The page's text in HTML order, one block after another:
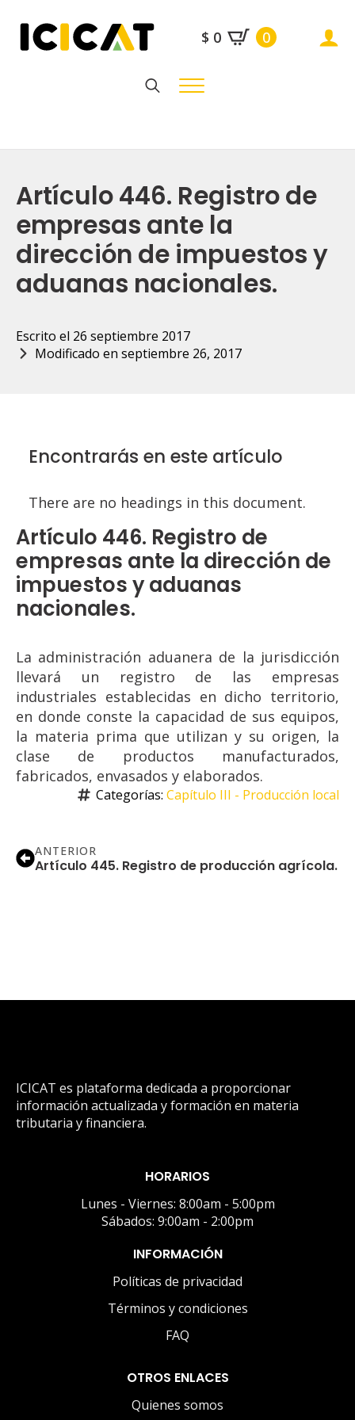
$ 0 0
Artículo 446. Registro de
empresas ante la
dirección de impuestos y
aduanas nacionales.
Escrito el 26 septiembre 2017
Modificado en septiembre 26, 2017
Encontrarás en este artículo
There are no headings in this document.
Artículo 446. Registro de
empresas ante la dirección de
impuestos y aduanas
nacionales.
La administración aduanera de la jurisdicción
llevará un registro de las empresas
industriales establecidas en dicho territorio,
en donde conste la capacidad de sus equipos,
la materia prima que utilizan y su origen, la
clase de productos manufacturados,
fabricados, envasados y elaborados.
Categorías: Capítulo III - Producción local
ANTERIOR
Artículo 445. Registro de producción agrícola.
ICICAT es plataforma dedicada a proporcionar
información actualizada y formación en materia
tributaria y financiera.
HORARIOS
Lunes - Viernes: 8:00am - 5:00pm
Sábados: 9:00am - 2:00pm
INFORMACIÓN
Políticas de privacidad
Términos y condiciones
FAQ
OTROS ENLACES
Quienes somos